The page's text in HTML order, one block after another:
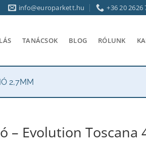
info@europarkett.hu +36 20 2626
TANÁCSOK BLOG RÓLUNK
2,7MM
– Evolution Toscana